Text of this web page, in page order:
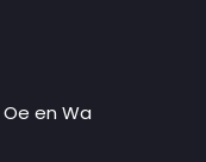
en Wa